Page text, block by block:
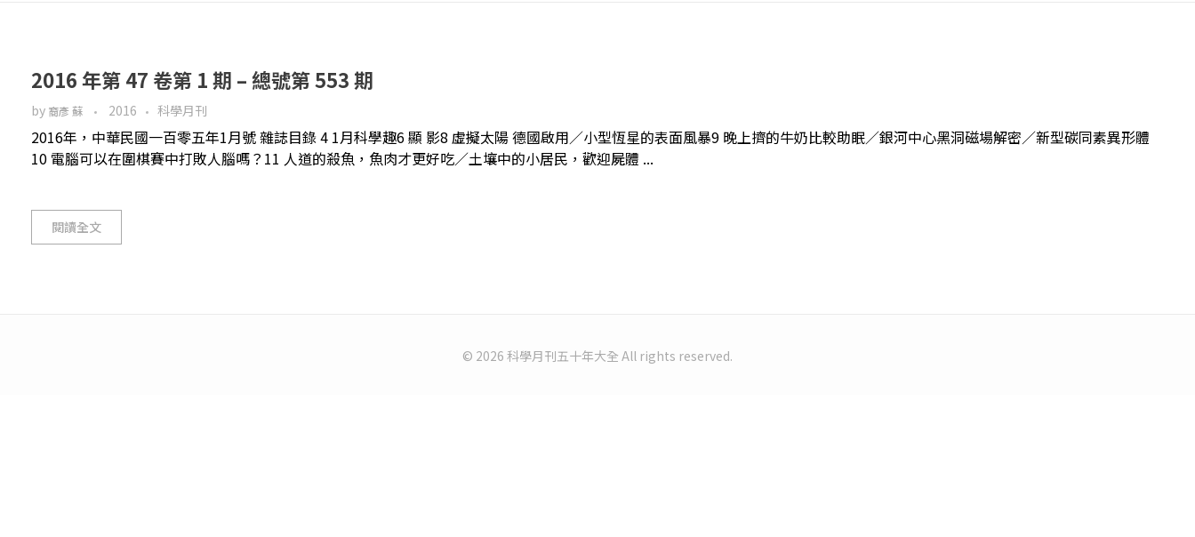
2016 年第 47 卷第 1 期 – 總號第 553 期
by 裔彥 蘇 2016 科學月刊
2016年，中華民國一百零五年1月號 雜誌目錄 4 1月科學趣6 顯 影8 虛擬太陽 德國啟用／小型恆星的表面風暴9 晚上擠的牛奶比較助眠／銀河中心黑洞磁場解密／新型碳同素異形體
10 電腦可以在圍棋賽中打敗人腦嗎？11 人道的殺魚，魚肉才更好吃／土壤中的小居民，歡迎屍體 ...
閱讀全文
© 2026 科學月刊五十年大全 All rights reserved.